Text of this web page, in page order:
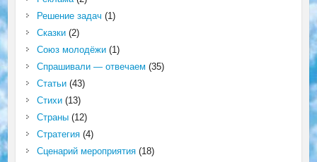
Решение задач (1)
Сказки(2)
Союз молодёжи(1)
Спрашивали — отвечаем (35)
Статьи(43)
Стихи(13)
Страны(12)
Стратегия(4)
Сценарий мероприятия(18)